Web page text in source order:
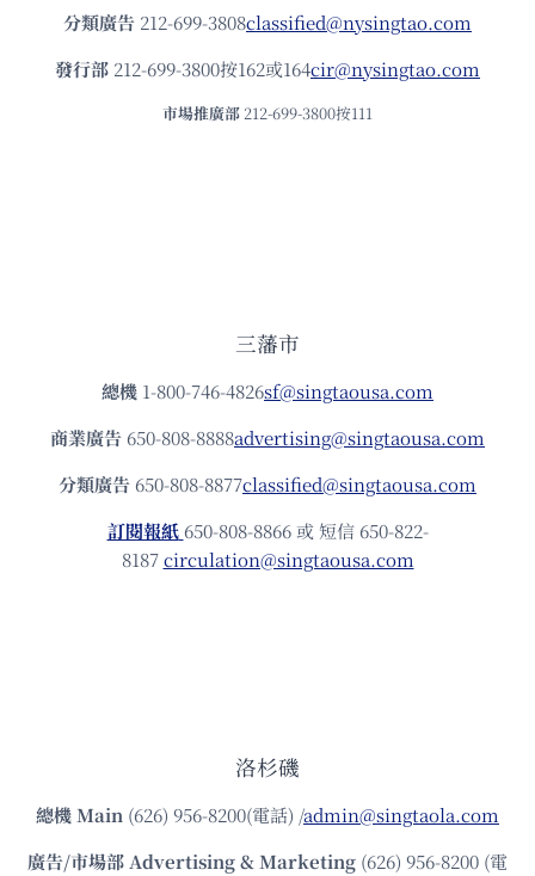
分類廣告 212-699-3808classified@nysingtao.com
發⾏部 212-699-3800按162或164cir@nysingtao.com
市場推廣部 212-699-3800按111
三藩市
總機 1-800-746-4826sf@singtaousa.com
商業廣告 650-808-8888advertising@singtaousa.com
分類廣告 650-808-8877classified@singtaousa.com
訂閱報紙 650-808-8866 或 短信 650-822-
8187circulation@singtaousa.com
洛杉磯
總機Main (626) 956-8200(電話) /admin@singtaola.com
廣告/市場部Advertising & Marketing (626) 956-8200 (電